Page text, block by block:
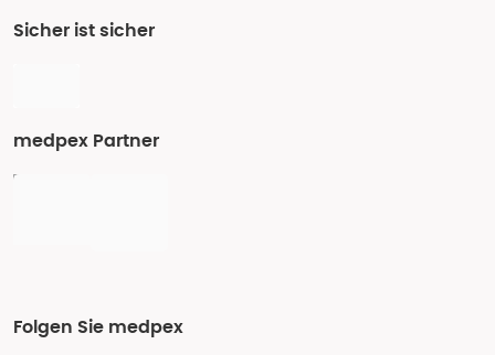
Sicher ist sicher
medpex Partner
Folgen Sie medpex